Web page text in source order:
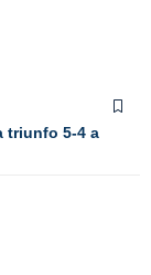
triunfo 5-4 a